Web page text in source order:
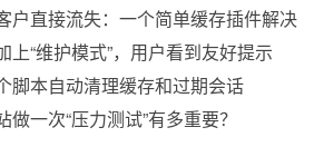
户直接流失：一个简单缓存插件解决
上“维护模式”，用户看到友好提示
脚本自动清理缓存和过期会话
一次“压力测试”有多重要？